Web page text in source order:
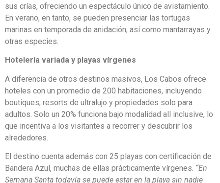
sus crías, ofreciendo un espectáculo único de avistamiento.
En verano, en tanto, se pueden presenciar las tortugas
marinas en temporada de anidación, así como mantarrayas y
otras especies.
Hotelería variada y playas vírgenes
A diferencia de otros destinos masivos, Los Cabos ofrece
hoteles con un promedio de 200 habitaciones, incluyendo
boutiques, resorts de ultralujo y propiedades solo para
adultos. Solo un 20% funciona bajo modalidad all inclusive, lo
que incentiva a los visitantes a recorrer y descubrir los
alrededores.
El destino cuenta además con 25 playas con certificación de
Bandera Azul, muchas de ellas prácticamente vírgenes. “En
Semana Santa todavía se puede estar en la playa sin nadie